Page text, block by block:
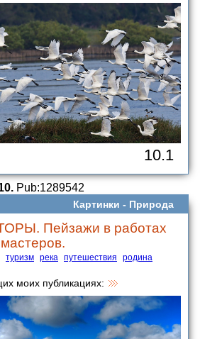
10.1
Pub:1289542
Картинки - Природа
Пейзажи в работах
туризм река путешествия родина
моих публикациях: